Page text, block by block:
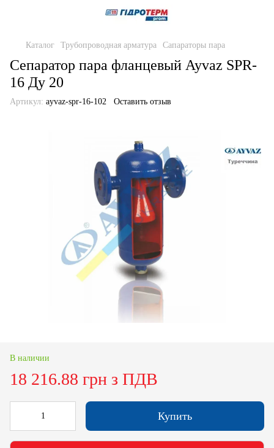
Каталог Трубопроводная арматура Сапараторы пара
Сепаратор пара фланцевый Ayvaz SPR-
16 Ду 20
Артикул: ayvaz-spr-16-102 Оставить отзыв
В наличии
18 216.88 грн з ПДВ
Купить